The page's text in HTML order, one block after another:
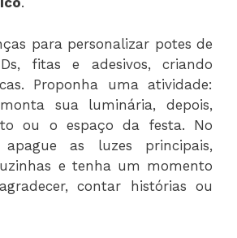
para personalizar potes de
fitas e adesivos, criando
Proponha uma atividade:
sua luminária, depois,
ou o espaço da festa. No
as luzes principais,
e tenha um momento
contar histórias ou